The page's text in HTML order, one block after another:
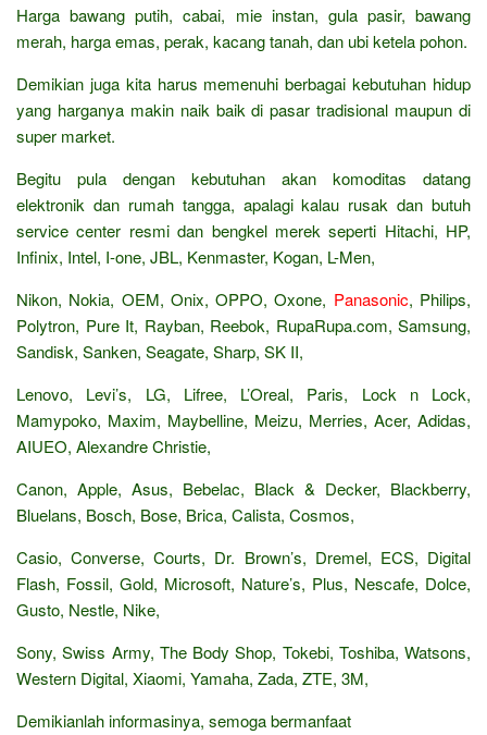
Harga bawang putih, cabai, mie instan, gula pasir, bawang
merah, harga emas, perak, kacang tanah, dan ubi ketela pohon.
Demikian juga kita harus memenuhi berbagai kebutuhan hidup
yang harganya makin naik baik di pasar tradisional maupun di
super market.
Begitu pula dengan kebutuhan akan komoditas datang
elektronik dan rumah tangga, apalagi kalau rusak dan butuh
service center resmi dan bengkel merek seperti Hitachi, HP,
Infinix, Intel, I-one, JBL, Kenmaster, Kogan, L-Men,
Nikon, Nokia, OEM, Onix, OPPO, Oxone, Panasonic, Philips,
Polytron, Pure It, Rayban, Reebok, RupaRupa.com, Samsung,
Sandisk, Sanken, Seagate, Sharp, SK II,
Lenovo, Levi’s, LG, Lifree, L’Oreal, Paris, Lock n Lock,
Mamypoko, Maxim, Maybelline, Meizu, Merries, Acer, Adidas,
AIUEO, Alexandre Christie,
Canon, Apple, Asus, Bebelac, Black & Decker, Blackberry,
Bluelans, Bosch, Bose, Brica, Calista, Cosmos,
Casio, Converse, Courts, Dr. Brown’s, Dremel, ECS, Digital
Flash, Fossil, Gold, Microsoft, Nature’s, Plus, Nescafe, Dolce,
Gusto, Nestle, Nike,
Sony, Swiss Army, The Body Shop, Tokebi, Toshiba, Watsons,
Western Digital, Xiaomi, Yamaha, Zada, ZTE, 3M,
Demikianlah informasinya, semoga bermanfaat